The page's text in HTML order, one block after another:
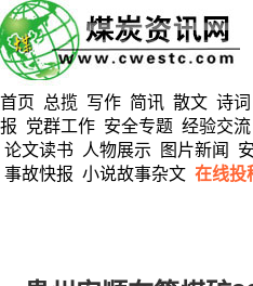
首页 总揽 写作 简讯 散文 诗词
报 党群工作 安全专题 经验交流
论文读书
人物展示 图片新闻
事故快报 小说故事杂文 在线投